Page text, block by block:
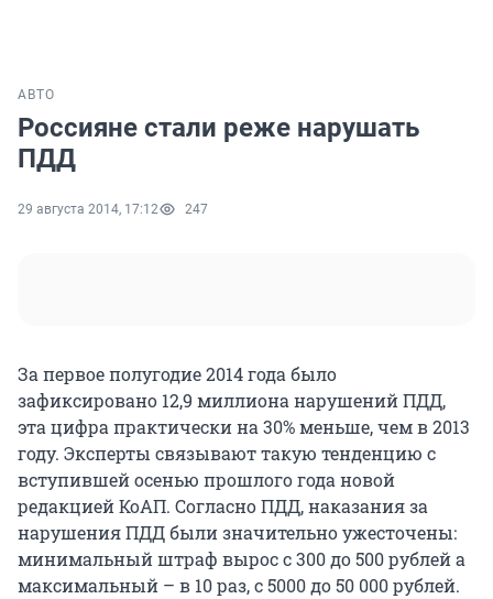
АВТО
Россияне стали реже нарушать
ПДД
29 августа 2014, 17:12 247
За первое полугодие 2014 года было
зафиксировано 12,9 миллиона нарушений ПДД,
эта цифра практически на 30% меньше, чем в 2013
году. Эксперты связывают такую тенденцию с
вступившей осенью прошлого года новой
редакцией КоАП. Согласно ПДД, наказания за
нарушения ПДД были значительно ужесточены:
минимальный штраф вырос с 300 до 500 рублей а
максимальный – в 10 раз, с 5000 до 50 000 рублей.